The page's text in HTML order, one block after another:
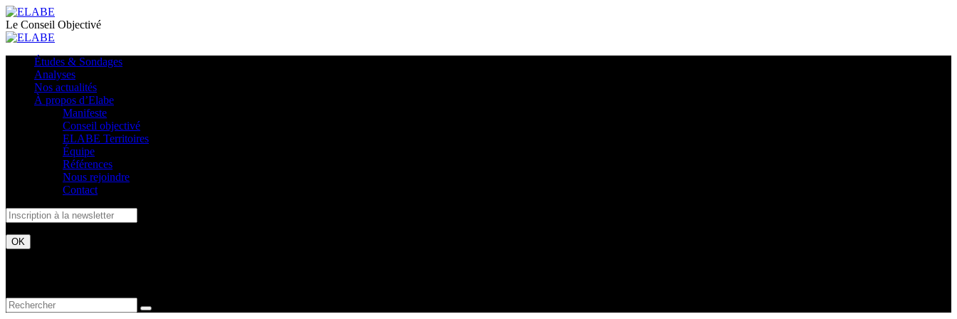
Le Conseil Objectivé
Études & Sondages
Analyses
Nos actualités
À propos d’Elabe
Manifeste
Conseil objectivé
ELABE Territoires
Équipe
Références
Nous rejoindre
Contact